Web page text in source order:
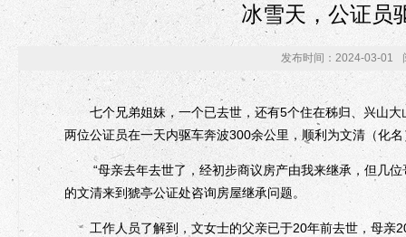
冰雪天，公证员
发布时间：2024-03-01
七个兄弟姐妹，一个已去世，还有5个住在秭归、兴山大
两位公证员在一天内驱车奔波300余公里，顺利为文清（化
“母亲去年去世了，经初步商议房产由我来继承，但几位
的文清来到猇亭公证处咨询房屋继承问题。
工作人员了解到，文女士的父亲已于20年前去世，母亲